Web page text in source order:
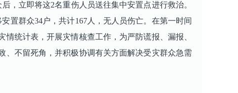
，立即将这2名重伤人员送往集中安置点进行救治。
置群众34户，共计167人，无人员伤亡。在第一时间
统计表，开展灾情核查工作，为严防谎报、漏报、
、不留死角，并积极协调有关方面解决受灾群众急需